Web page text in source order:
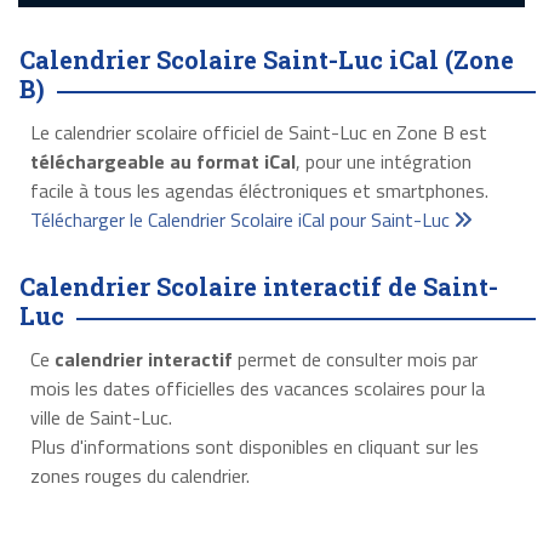
Calendrier Scolaire Saint-Luc iCal (Zone
B)
Le calendrier scolaire officiel de Saint-Luc en Zone B est
téléchargeable au format iCal, pour une intégration
facile à tous les agendas éléctroniques et smartphones.
Télécharger le Calendrier Scolaire iCal pour Saint-Luc
Calendrier Scolaire interactif de Saint-
Luc
Ce calendrier interactif permet de consulter mois par
mois les dates officielles des vacances scolaires pour la
ville de Saint-Luc.
Plus d'informations sont disponibles en cliquant sur les
zones rouges du calendrier.